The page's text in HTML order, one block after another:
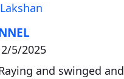
5/2025
and swinged